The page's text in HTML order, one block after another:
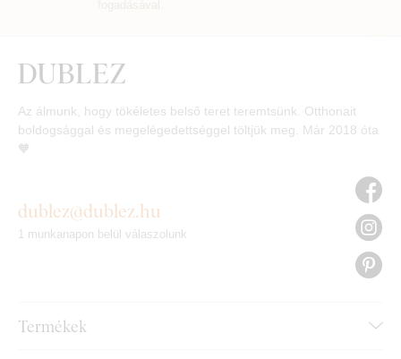
Az álmunk, hogy tökéletes belső teret teremtsünk. Otthonait
boldogsággal és megelégedettséggel töltjük meg. Már 2018 óta
🧡
Termékek
dublez@dublez.hu
1 munkanapon belül válaszolunk